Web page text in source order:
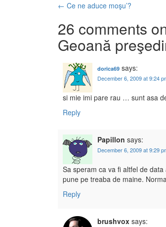
Post
← Ce ne aduce moşu’?
26 comments
Geoană
dorica69 says:
December 6, 2009 at 9:24
si mie imi pare rau … sunt asa
Reply
Papillon says:
December 6, 2009 at 9:29
Sa speram ca va fi altfel de
pune pe treaba de maine.
Reply
brushvox says: